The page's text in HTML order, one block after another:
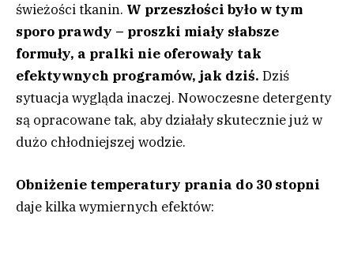
świeżości tkanin. W przeszłości było w tym
sporo prawdy – proszki miały słabsze
formuły, a pralki nie oferowały tak
efektywnych programów, jak dziś. Dziś
sytuacja wygląda inaczej. Nowoczesne detergenty
są opracowane tak, aby działały skutecznie już w
dużo chłodniejszej wodzie.
Obniżenie temperatury prania do 30 stopni
daje kilka wymiernych efektów: